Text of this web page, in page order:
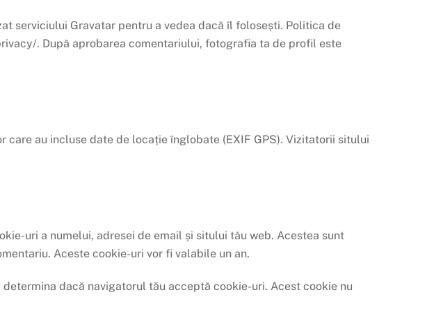
serviciului Gravatar pentru a vedea dacă îl folosești. Politica de
. După aprobarea comentariului, fotografia ta de profil este
au incluse date de locație înglobate (EXIF GPS). Vizitatorii sitului
uri a numelui, adresei de email și sitului tău web. Acestea sunt
Aceste cookie-uri vor fi valabile un an.
dacă navigatorul tău acceptă cookie-uri. Acest cookie nu